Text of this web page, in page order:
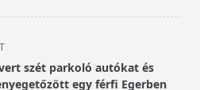
szét parkoló autókat és
egy férfi Egerben